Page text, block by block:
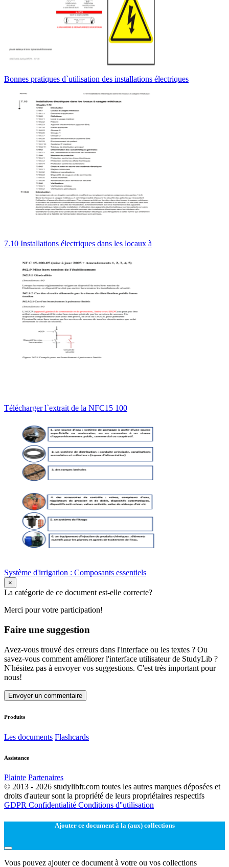
Bonnes pratiques d`utilisation des installations électriques
7.10 Installations électriques dans les locaux à
Télécharger l`extrait de la NFC15 100
Système d'irrigation : Composants essentiels
×
La catégorie de ce document est-elle correcte?
Merci pour votre participation!
Faire une suggestion
Avez-vous trouvé des erreurs dans l'interface ou les textes ? Ou
savez-vous comment améliorer l'interface utilisateur de StudyLib ?
N'hésitez pas à envoyer vos suggestions. C'est très important pour
nous!
Envoyer un commentaire
Produits
Les documents Flashcards
Assistance
Plainte Partenaires
© 2013 - 2026 studylibfr.com toutes les autres marques déposées et
droits d'auteur sont la propriété de leurs propriétaires respectifs
GDPR Confidentialité Conditions d''utilisation
Ajouter ce document à la (aux) collections
Vous pouvez ajouter ce document à votre ou vos collections